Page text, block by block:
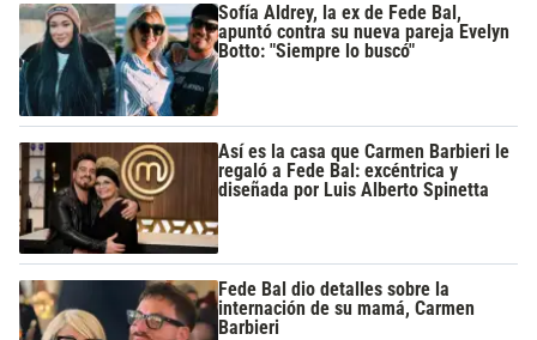
Sofía Aldrey, la ex de Fede Bal,
apuntó contra su nueva pareja Evelyn
Botto: "Siempre lo buscó"
Así es la casa que Carmen Barbieri le
regaló a Fede Bal: excéntrica y
diseñada por Luis Alberto Spinetta
Fede Bal dio detalles sobre la
internación de su mamá, Carmen
Barbieri